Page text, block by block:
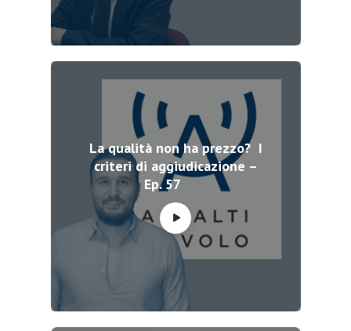
La qualità non ha prezzo? I
criteri di aggiudicazione –
Ep. 57